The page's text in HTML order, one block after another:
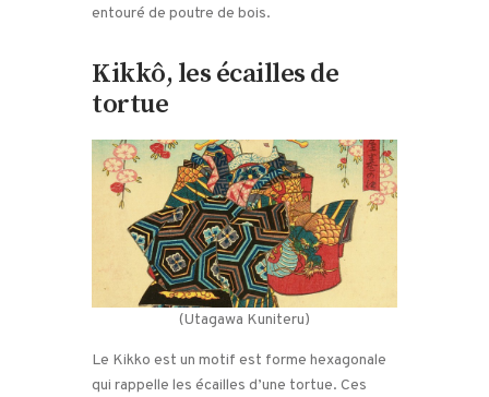
entouré de poutre de bois.
Kikkô, les écailles de
tortue
(Utagawa Kuniteru)
Le Kikko est un motif est forme hexagonale
qui rappelle les écailles d’une tortue. Ces